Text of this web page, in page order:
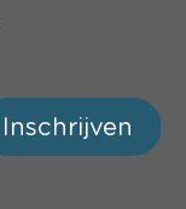
Inschrijven